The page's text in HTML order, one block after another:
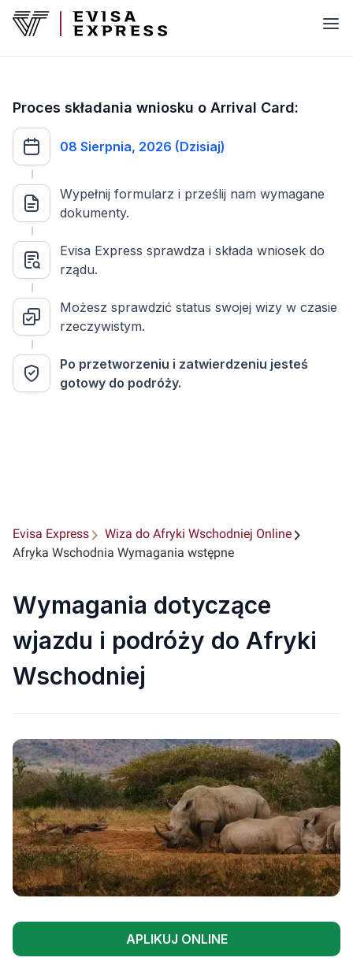
Proces składania wniosku o Arrival Card:
08 Sierpnia, 2026 (Dzisiaj)
Wypełnij formularz i prześlij nam wymagane
dokumenty.
Evisa Express sprawdza i składa wniosek do
rządu.
Możesz sprawdzić status swojej wizy w czasie
rzeczywistym.
Po przetworzeniu i zatwierdzeniu jesteś
gotowy do podróży.
Evisa Express
Wiza do Afryki Wschodniej Online
Afryka Wschodnia Wymagania wstępne
Wymagania dotyczące
wjazdu i podróży do Afryki
Wschodniej
APLIKUJ ONLINE